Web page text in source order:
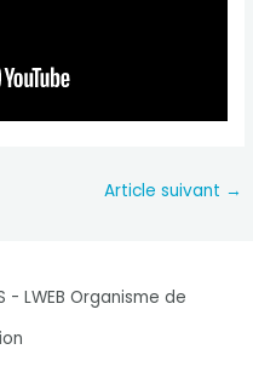
Article suivant →
- LWEB Organisme de